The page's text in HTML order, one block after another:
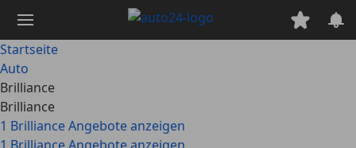
Hauptinhalt
springen
Startseite
Auto
Brilliance
Brilliance
1 Brilliance Angebote anzeigen